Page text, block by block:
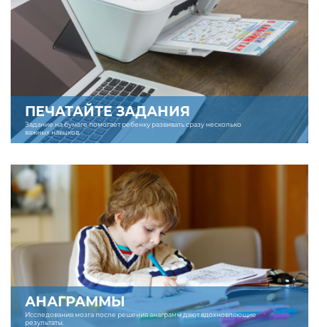
ПЕЧАТАЙТЕ ЗАДАНИЯ
Задание на бумаге помогает ребенку развивать сразу несколько
важных навыков.
АНАГРАММЫ
Исследования мозга после решения анаграмм дают вдохновляющие
результаты.